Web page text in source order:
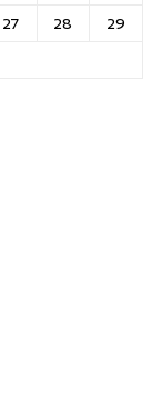
27 28
29